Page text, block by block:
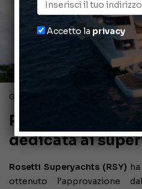
Gennaio 2, 2021
RSY e la nuova
dedicata ai
Rosetti Superyachts (RSY)
ottenuto l’approvazione
Accetto la privacy